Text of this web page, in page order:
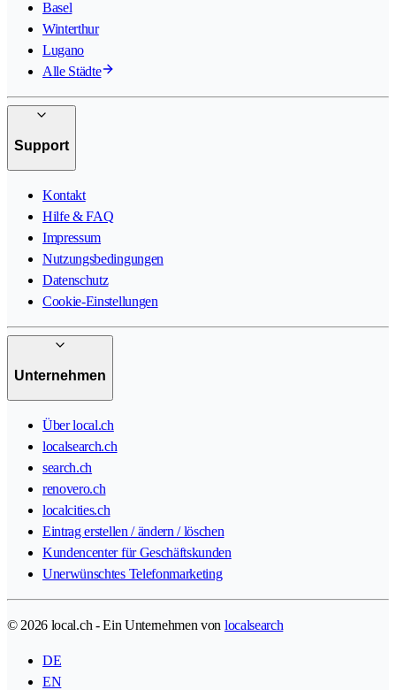
Basel
Winterthur
Lugano
Alle Städte
Support
Kontakt
Hilfe & FAQ
Impressum
Nutzungsbedingungen
Datenschutz
Cookie-Einstellungen
Unternehmen
Über local.ch
localsearch.ch
search.ch
renovero.ch
localcities.ch
Eintrag erstellen / ändern / löschen
Kundencenter für Geschäftskunden
Unerwünschtes Telefonmarketing
© 2026 local.ch - Ein Unternehmen von localsearch
DE
EN